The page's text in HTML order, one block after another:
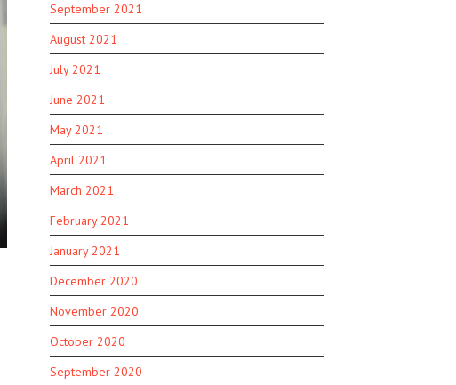
September 2021
August 2021
July 2021
June 2021
May 2021
April 2021
March 2021
February 2021
January 2021
December 2020
November 2020
October 2020
September 2020